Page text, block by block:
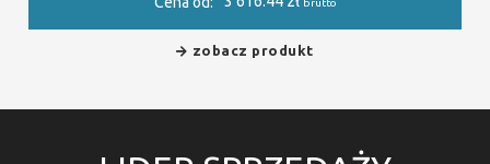
brutto
zobacz produkt